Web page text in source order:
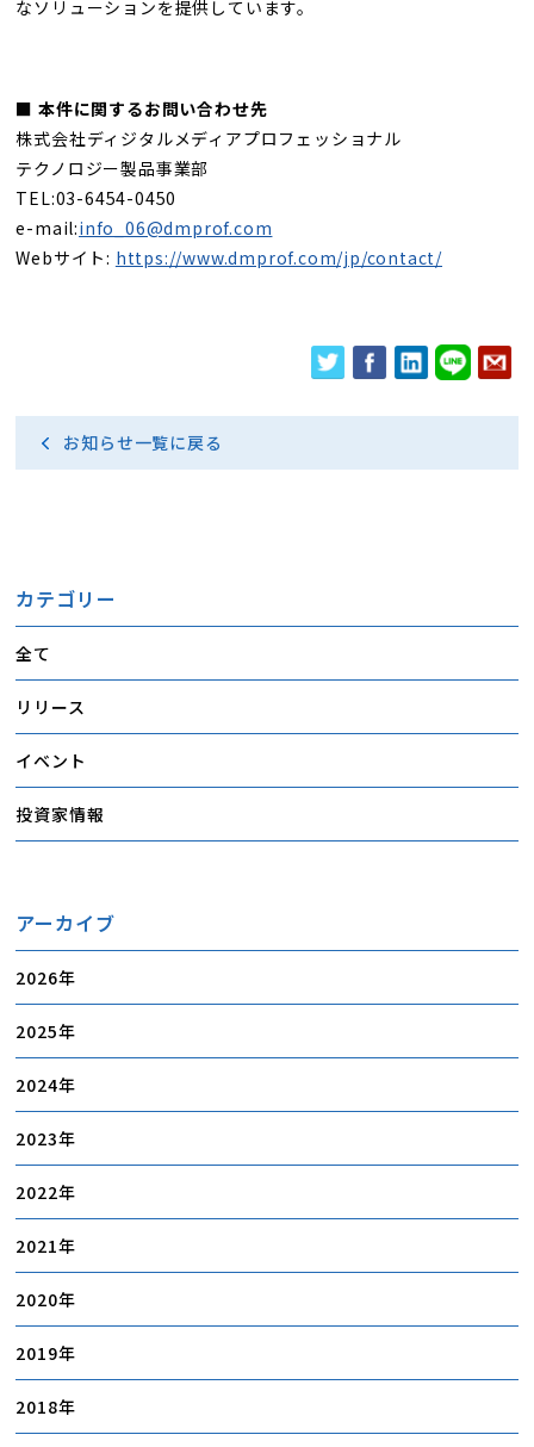
カテゴリー
全て
リリース
イベント
投資家情報
アーカイブ
2026
2025
2024
2023
2022
2021
2020
2019
2018
なソリューションを提供しています。
■ 本件に関するお問い合わせ先
株式会社ディジタルメディアプロフェッショナル
テクノロジー製品事業部
TEL:03-6454-0450
e-mail:info_06@dmprof.com
Webサイト: https://www.dmprof.com/jp/contact/
お知らせ一覧に戻る